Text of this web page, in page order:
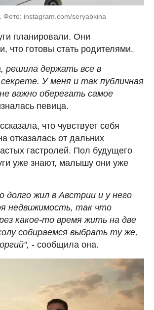
Фото: instagram.com/seryabkina
планировали. Они
что готовы стать родителями.
решила держать все в
У меня и так публичная
важно оберегать самое
певица.
что чувствует себя
отказалась от дальних
гастролей. Пол будущего
уже знают, малышу они уже
долго жил в Австрии и у него
недвижимость, так что
какое-то время жить на две
собираемся выбрать ту же,
- сообщила она.